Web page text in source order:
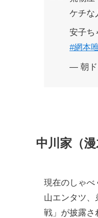
ケチな
安子ち
#網本
— 朝ド
中川家（
現在のしゃべ
山エンタツ
戦」が披露さ